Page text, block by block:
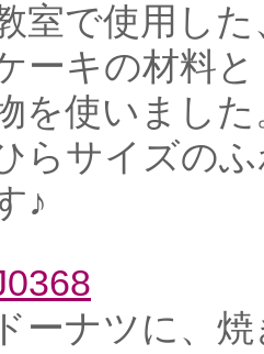
室で使用し
ーキの材料と
を使いました
らサイズの
♪
ーナツに、